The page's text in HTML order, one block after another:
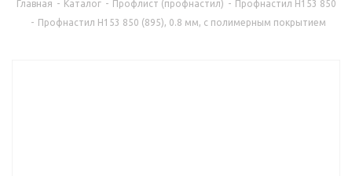
Главная - Каталог - Профлист (профнастил) - Профнастил Н153 850
- Профнастил Н153 850 (895), 0.8 мм, с полимерным покрытием